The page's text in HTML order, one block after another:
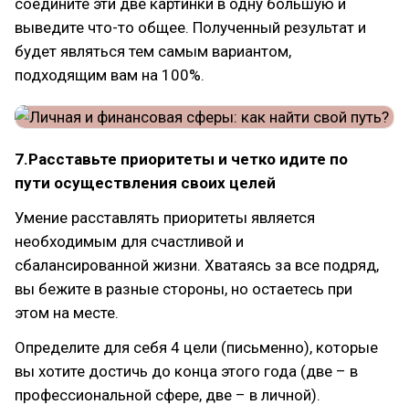
соедините эти две картинки в одну большую и
выведите что-то общее. Полученный результат и
будет являться тем самым вариантом,
подходящим вам на 100%.
7.Расставьте приоритеты и четко идите по
пути осуществления своих целей
Умение расставлять приоритеты является
необходимым для счастливой и
сбалансированной жизни. Хватаясь за все подряд,
вы бежите в разные стороны, но остаетесь при
этом на месте.
Определите для себя 4 цели (письменно), которые
вы хотите достичь до конца этого года (две – в
профессиональной сфере, две – в личной).